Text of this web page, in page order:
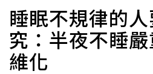
睡眠不規律的
究：半夜不睡
維化